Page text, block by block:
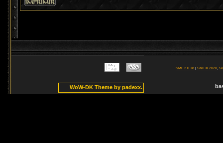
SMF 2.0.18| SMF © 2020,
WoW-DK Theme by padexx.